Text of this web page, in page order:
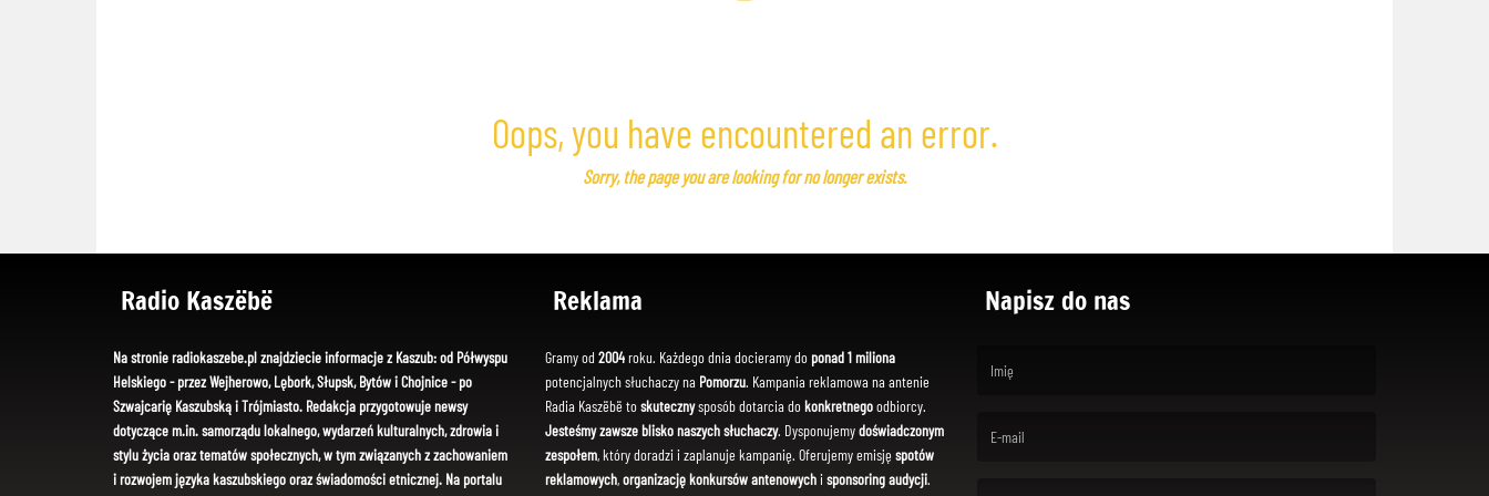
Oops, you have encountered an error.
Sorry, the page you are looking for no longer exists.
Radio Kaszëbë
Na stronie radiokaszebe.pl znajdziecie informacje z Kaszub: od Półwyspu
Helskiego - przez Wejherowo, Lębork, Słupsk, Bytów i Chojnice - po
Szwajcarię Kaszubską i Trójmiasto. Redakcja przygotowuje newsy
dotyczące m.in. samorządu lokalnego, wydarzeń kulturalnych, zdrowia i
stylu życia oraz tematów społecznych, w tym związanych z zachowaniem
i rozwojem języka kaszubskiego oraz świadomości etnicznej. Na portalu
Reklama
Gramy od 2004roku. Każdego dnia docieramy do ponad 1 miliona
potencjalnych słuchaczy na Pomorzu. Kampania reklamowa na antenie
Radia Kaszëbë toskutecznysposób dotarcia dokonkretnegoodbiorcy.
Jesteśmy zawsze blisko naszych słuchaczy. Dysponujemydoświadczonym
zespołem, który doradzi i zaplanuje kampanię. Oferujemy emisję spotów
reklamowych,organizację konkursów antenowychi sponsoring audycji.
Napisz do nas